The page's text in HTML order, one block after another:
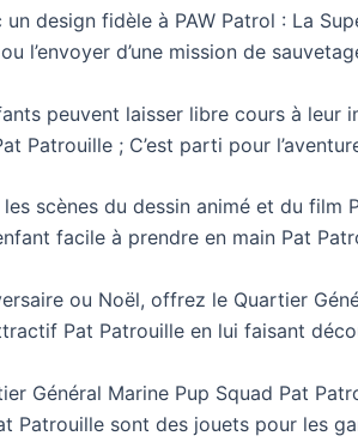
un design fidèle à PAW Patrol : La
l’envoyer d’une mission de
peuvent laisser libre cours à
Patrouille ; C’est parti pour
les scènes du dessin animé et du
facile à prendre en main Pat
ou Noël, offrez le Quartier
Pat Patrouille en lui faisant
Général Marine Pup Squad Pat
Patrouille sont des jouets pour les